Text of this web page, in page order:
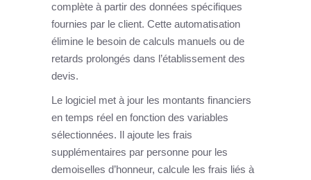
complète à partir des données spécifiques
fournies par le client. Cette automatisation
élimine le besoin de calculs manuels ou de
retards prolongés dans l’établissement des
devis.
Le logiciel met à jour les montants financiers
en temps réel en fonction des variables
sélectionnées. Il ajoute les frais
supplémentaires par personne pour les
demoiselles d’honneur, calcule les frais liés à